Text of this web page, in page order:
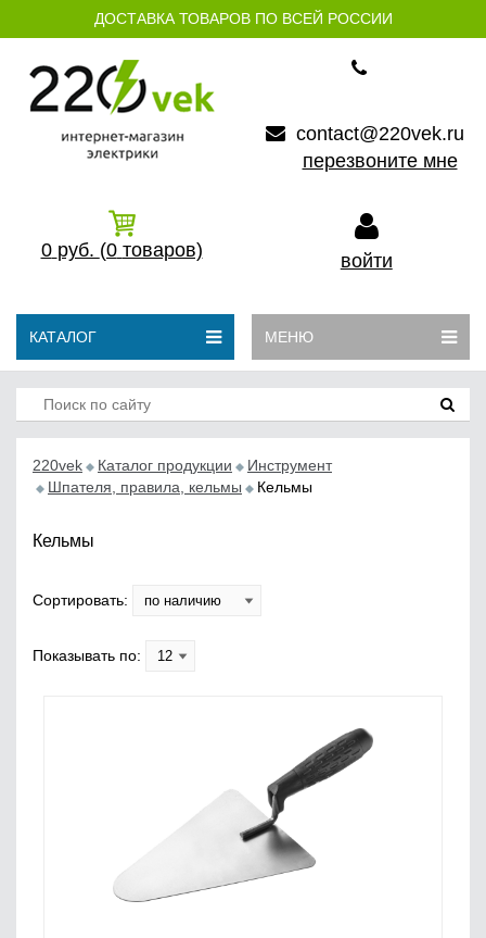
ДОСТАВКА ТОВАРОВ ПО ВСЕЙ РОССИИ
contact@220vek.ru
перезвоните мне
0 руб. (0 товаров) войти
КАТАЛОГ МЕНЮ
220vek Каталог продукции
Инструмент
Шпателя, правила, кельмы
Кельмы
Кельмы
Сортировать:
Показывать по: